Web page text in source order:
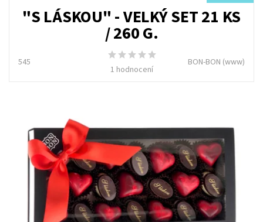
"S LÁSKOU" - VELKÝ SET 21 KS
/ 260 G.
545
1 hodnocení
BON-BON (www)